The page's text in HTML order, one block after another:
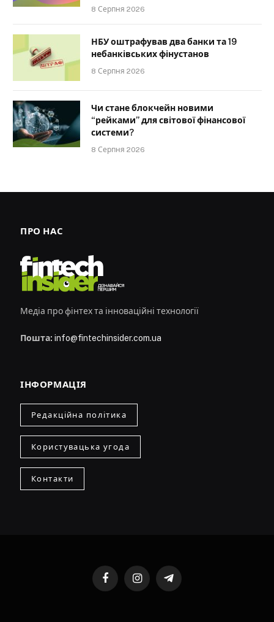
8 Серпня 2026
НБУ оштрафував два банки та 19
небанківських фінустанов
8 Серпня 2026
Чи стане блокчейн новими
“рейками” для світової фінансової
системи?
8 Серпня 2026
ПРО НАС
Медіа про фінтех та інноваційні технології
Пошта: info@fintechinsider.com.ua
ІНФОРМАЦІЯ
Редакційна політика
Користувацька угода
Контакти
FacebookInstagramTelegram